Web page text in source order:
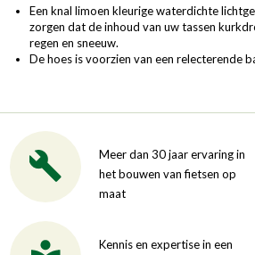
Een knal limoen kleurige waterdichte
zorgen dat de inhoud van uw tassen
regen en sneeuw.
De hoes is voorzien van een relecterende
Meer dan 30 jaar ervaring in
het bouwen van fietsen op
maat
Kennis en expertise in een